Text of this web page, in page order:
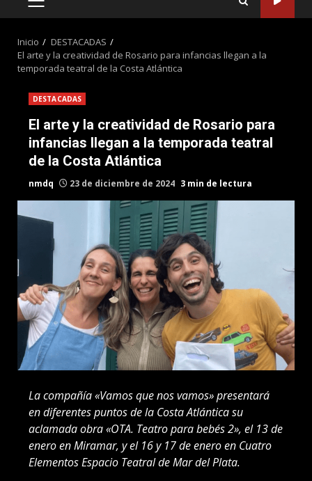
MENÚ
Inicio
DESTACADAS
El arte y la creatividad de Rosario para infancias llegan a la
temporada teatral de la Costa Atlántica
DESTACADAS
El arte y la creatividad de Rosario para
infancias llegan a la temporada teatral
de la Costa Atlántica
nmdq 23 de diciembre de 2024 3 min de lectura
La compañía «Vamos que nos vamos» presentará
en diferentes puntos de la Costa Atlántica su
aclamada obra «OTA. Teatro para bebés 2», el 13 de
enero en Miramar, y el 16 y 17 de enero en Cuatro
Elementos Espacio Teatral de Mar del Plata.